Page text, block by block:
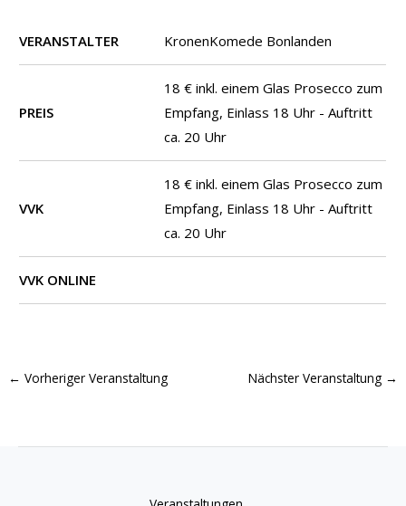
VERANSTALTER KronenKomede Bonlanden
PREIS
18 € inkl. einem Glas Prosecco zum
Empfang, Einlass 18 Uhr - Auftritt
ca. 20 Uhr
VVK
18 € inkl. einem Glas Prosecco zum
Empfang, Einlass 18 Uhr - Auftritt
ca. 20 Uhr
VVK ONLINE
← Vorheriger Veranstaltung Nächster Veranstaltung →